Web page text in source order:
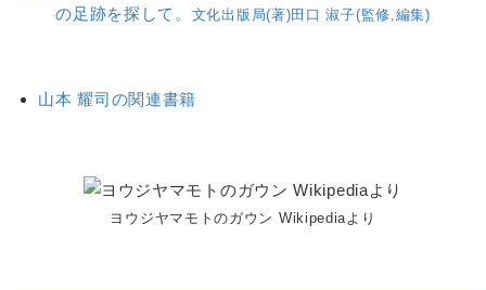
の足跡を探して。 文化出版局(著)田口 淑子(監修,編集)
山本 耀司の関連書籍
ヨウジヤマモトのガウン Wikipediaより